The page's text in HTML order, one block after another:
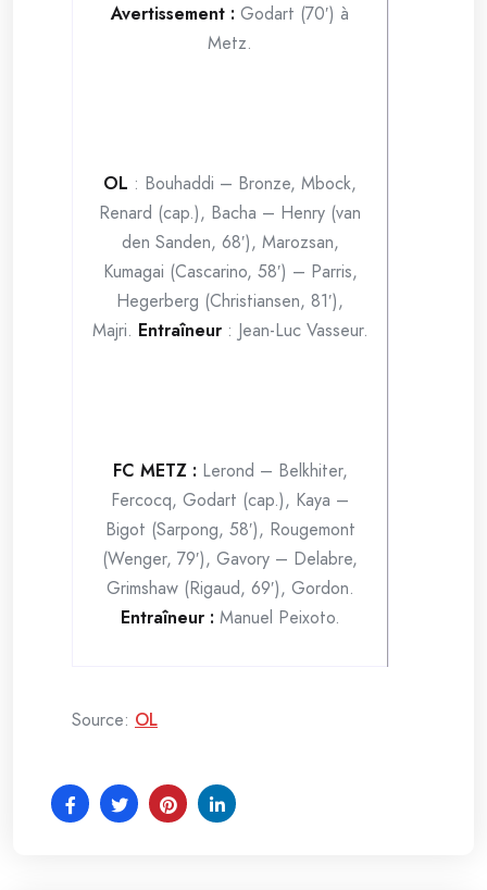
Avertissement : Godart (70′) à
Metz.
OL : Bouhaddi – Bronze, Mbock,
Renard (cap.), Bacha – Henry (van
den Sanden, 68′), Marozsan,
Kumagai (Cascarino, 58′) – Parris,
Hegerberg (Christiansen, 81′),
Majri. Entraîneur: Jean-Luc Vasseur.
FC METZ : Lerond – Belkhiter,
Fercocq, Godart (cap.), Kaya –
Bigot (Sarpong, 58′), Rougemont
(Wenger, 79′), Gavory – Delabre,
Grimshaw (Rigaud, 69′), Gordon.
Entraîneur : Manuel Peixoto.
Source: OL